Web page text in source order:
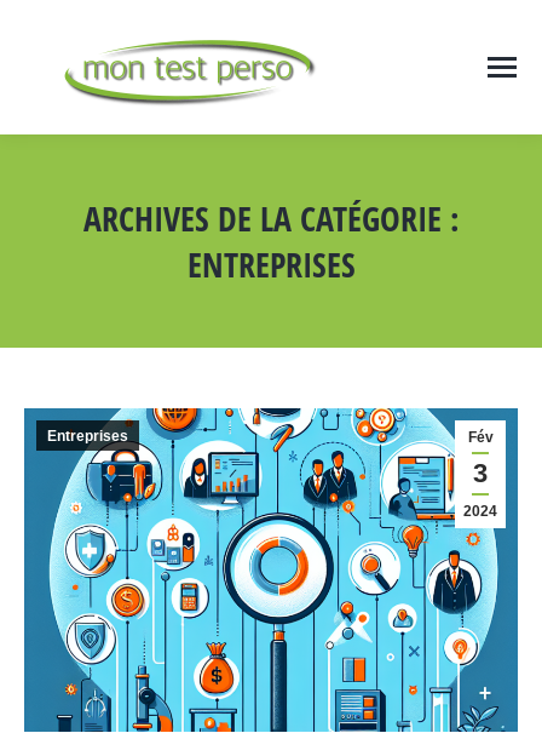
ARCHIVES DE LA CATÉGORIE :
ENTREPRISES
Fév
3
2024
Entreprises